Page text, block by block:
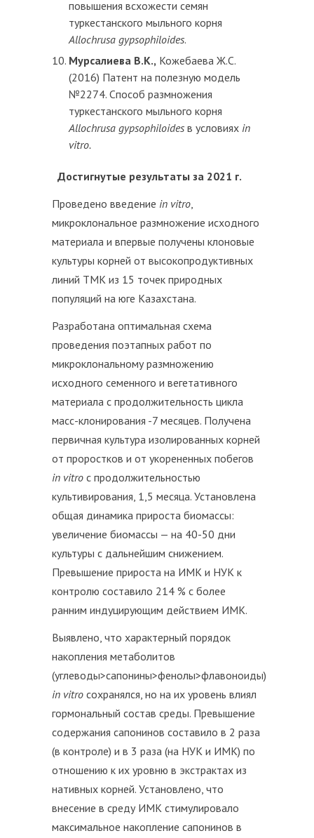
повышения всхожести семян
туркестанского мыльного корня
Allochrusa gypsophiloides.
Мурсалиева В.К., Кожебаева Ж.С.
(2016) Патент на полезную модель
№2274. Способ размножения
туркестанского мыльного корня
Allochrusa gypsophiloides в условиях in
vitro.
Достигнутые результаты за 2021 г.
Проведено введение in vitro,
микроклональное размножение исходного
материала и впервые получены клоновые
культуры корней от высокопродуктивных
линий ТМК из 15 точек природных
популяций на юге Казахстана.
Разработана оптимальная схема
проведения поэтапных работ по
микроклональному размножению
исходного семенного и вегетативного
материала с продолжительность цикла
масс-клонирования -7 месяцев. Получена
первичная культура изолированных корней
от проростков и от укорененных побегов
in vitro с продолжительностью
культивирования, 1,5 месяца. Установлена
общая динамика прироста биомассы:
увеличение биомассы — на 40-50 дни
культуры с дальнейшим снижением.
Превышение прироста на ИМК и НУК к
контролю составило 214 % с более
ранним индуцирующим действием ИМК.
Выявлено, что характерный порядок
накопления метаболитов
(углеводы>сапонины>фенолы>флавоноиды)
in vitro сохранялся, но на их уровень влиял
гормональный состав среды. Превышение
содержания сапонинов составило в 2 раза
(в контроле) и в 3 раза (на НУК и ИМК) по
отношению к их уровню в экстрактах из
нативных корней. Установлено, что
внесение в среду ИМК стимулировало
максимальное накопление сапонинов в